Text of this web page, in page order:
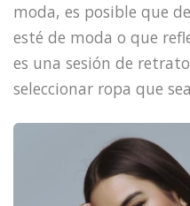
moda, es posible que
esté de moda o que
es una sesión de
seleccionar ropa que